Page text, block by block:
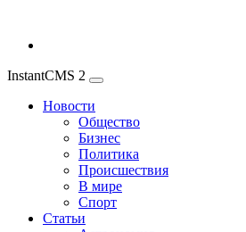
InstantCMS 2
Новости
Общество
Бизнес
Политика
Происшествия
В мире
Спорт
Статьи